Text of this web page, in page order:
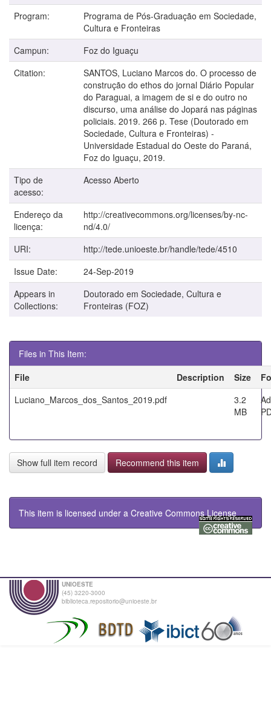
Program:
Programa de Pós-Graduação em Sociedade,
Cultura e Fronteiras
Campun:
Foz do Iguaçu
Citation:
SANTOS, Luciano Marcos do. O processo de
construção do ethos do jornal Diário Popular
do Paraguai, a imagem de si e do outro no
discurso, uma análise do Jopará nas páginas
policiais. 2019. 266 p. Tese (Doutorado em
Sociedade, Cultura e Fronteiras) -
Universidade Estadual do Oeste do Paraná,
Foz do Iguaçu, 2019.
Tipo de
acesso:
Acesso Aberto
Endereço da
licença:
http://creativecommons.org/licenses/by-nc-
nd/4.0/
URI:
http://tede.unioeste.br/handle/tede/4510
Issue Date:
24-Sep-2019
Appears in
Collections:
Doutorado em Sociedade, Cultura e
Fronteiras (FOZ)
Files in This Item:
File
Description Size
Luciano_Marcos_dos_Santos_2019.pdf
3.2
MB
Show full item record Recommend this item
This item is licensed under a Creative Commons License
UNIOESTE
(45) 3220-3000
biblioteca.repositorio@unioeste.br